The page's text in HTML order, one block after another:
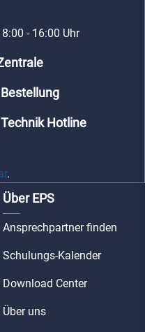
- 16:00 Uhr
Hotline
.
Über EPS
Ansprechpartner finden
Schulungs-Kalender
Download Center
Über uns